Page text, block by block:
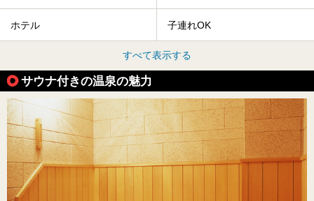
ホテル 子連れOK
すべて表示する
サウナ付きの温泉の魅力